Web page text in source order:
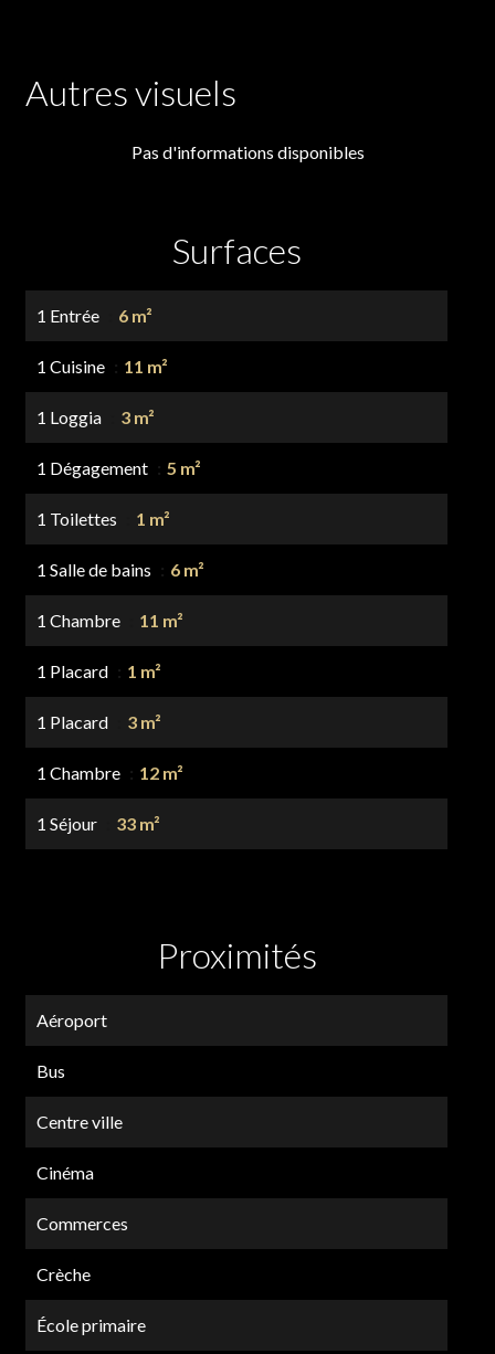
Autres visuels
Pas d'informations disponibles
Surfaces
1 Entrée 6 m²
1 Cuisine 11 m²
1 Loggia 3 m²
1 Dégagement 5 m²
1 Toilettes 1 m²
1 Salle de bains 6 m²
1 Chambre 11 m²
1 Placard 1 m²
1 Placard 3 m²
1 Chambre 12 m²
1 Séjour 33 m²
Proximités
Aéroport
Bus
Centre ville
Cinéma
Commerces
Crèche
École primaire